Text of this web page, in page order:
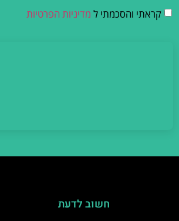
קראתי והסכמתי ל מדיניות הפרטיות
חשוב לדעת